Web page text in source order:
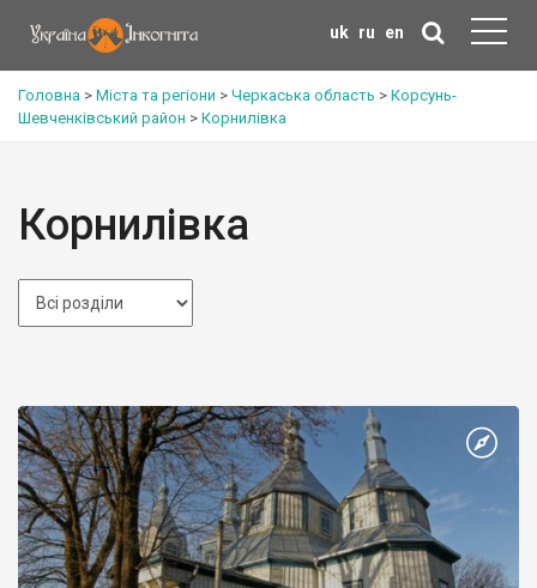
uk ru en
Головна > Міста та регіони > Черкаська область > Корсунь-
Шевченківський район > Корнилівка
Корнилівка